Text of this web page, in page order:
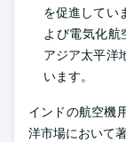
を促進してい
よび電気化航
アジア太平洋
います。
インドの航空機
洋市場において